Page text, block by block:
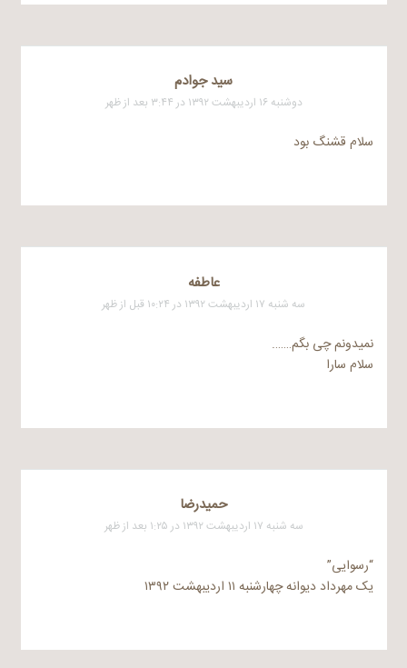
سید جوادم
دوشنبه ۱۶ اردیبهشت ۱۳۹۲ در ۳:۴۴ بعد از ظهر
سلام قشنگ بود
عاطفه
سه شنبه ۱۷ اردیبهشت ۱۳۹۲ در ۱۰:۲۴ قبل از ظهر
نمیدونم چی بگم…….
سلام سارا
حمیدرضا
سه شنبه ۱۷ اردیبهشت ۱۳۹۲ در ۱:۲۵ بعد از ظهر
“رسوایی”
یک مهرداد دیوانه چهارشنبه ۱۱ اردیبهشت ۱۳۹۲